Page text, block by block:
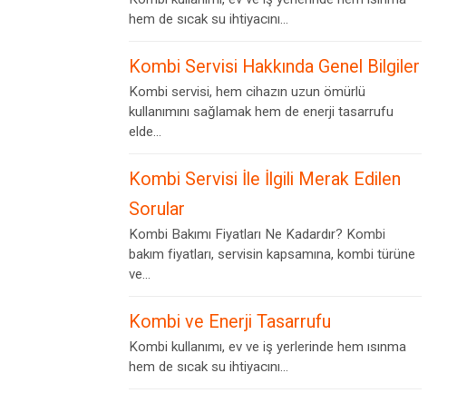
hem de sıcak su ihtiyacını...
Kombi Servisi Hakkında Genel Bilgiler
Kombi servisi, hem cihazın uzun ömürlü
kullanımını sağlamak hem de enerji tasarrufu
elde...
Kombi Servisi İle İlgili Merak Edilen
Sorular
Kombi Bakımı Fiyatları Ne Kadardır? Kombi
bakım fiyatları, servisin kapsamına, kombi türüne
ve...
Kombi ve Enerji Tasarrufu
Kombi kullanımı, ev ve iş yerlerinde hem ısınma
hem de sıcak su ihtiyacını...